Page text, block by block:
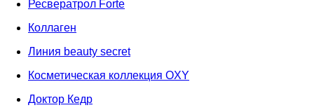
Ресвератрол Forte
Коллаген
Линия beauty secret
Косметическая коллекция OXY
Доктор Кедр